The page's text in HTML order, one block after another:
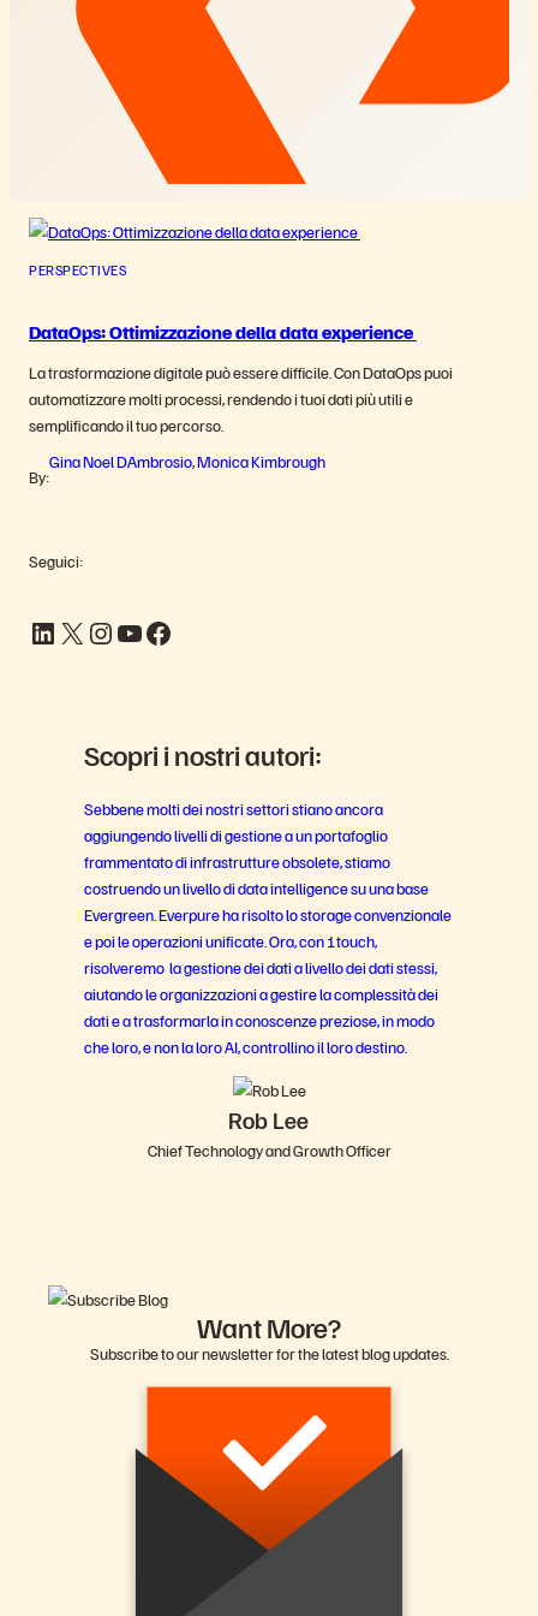
PERSPECTIVES
DataOps: Ottimizzazione della data experience
La trasformazione digitale può essere difficile. Con DataOps puoi
automatizzare molti processi, rendendo i tuoi dati più utili e
semplificando il tuo percorso.
By:
Gina Noel DAmbrosio,Monica Kimbrough
Seguici:
LinkedIn X Instagram YouTube Facebook
Scopri i nostri autori:
Sebbene molti dei nostri settori stiano ancora
aggiungendo livelli di gestione a un portafoglio
frammentato di infrastrutture obsolete, stiamo
costruendo un livello di data intelligence su una base
Evergreen. Everpure ha risolto lo storage convenzionale
e poi le operazioni unificate. Ora, con 1touch,
risolveremo la gestione dei dati a livello dei dati stessi,
aiutando le organizzazioni a gestire la complessità dei
dati e a trasformarla in conoscenze preziose, in modo
che loro, e non la loro AI, controllino il loro destino.
Rob Lee
Chief Technology and Growth Officer
Want More?
Subscribe to our newsletter for the latest blog updates.